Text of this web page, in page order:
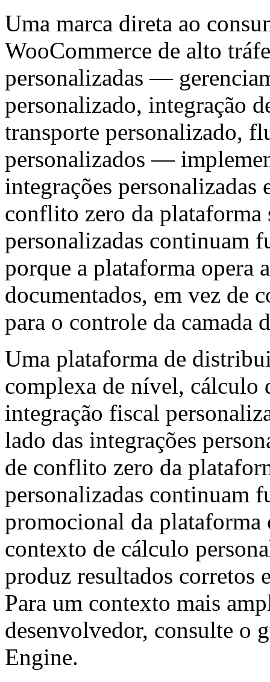
Uma marca direta ao
WooCommerce de alto
personalizadas —
personalizado, integração
transporte personalizado,
personalizados —
integrações
conflito zero da plataforma
personalizadas continuam
porque a plataforma opera
documentados, em vez de
para o controle da camada
Uma plataforma de
complexa de nível, cálculo
integração fiscal
lado das integrações
de conflito zero da
personalizadas continuam
promocional da plataforma
contexto de cálculo
produz resultados corretos
Para um contexto mais
desenvolvedor, consulte o
Engine.